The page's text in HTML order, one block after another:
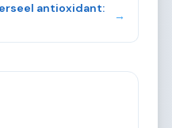
antioxidant:
→